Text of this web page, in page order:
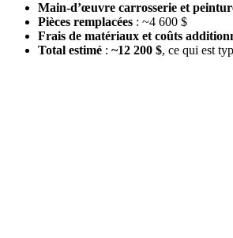
Main-d’œuvre carrosserie et
Pièces remplacées : ~4 600 $
Frais de matériaux et coûts
Total estimé : ~12 200 $, ce qui est